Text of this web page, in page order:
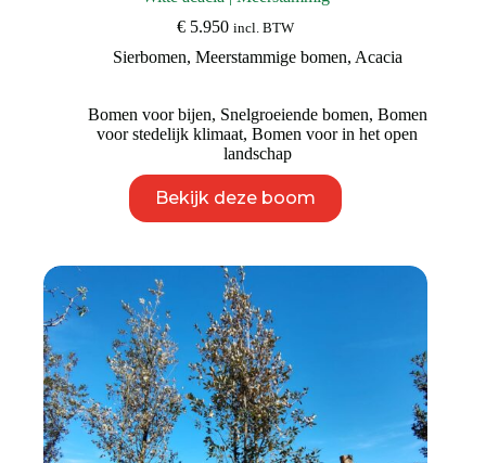
€ 5.950 incl. BTW
Sierbomen, Meerstammige bomen, Acacia
Bomen voor bijen, Snelgroeiende bomen, Bomen
voor stedelijk klimaat,Bomen voor in het open
landschap
Bekijk deze boom
product
heeft
Deze
optie
kan
gekozen
worden
op
de
productpagina